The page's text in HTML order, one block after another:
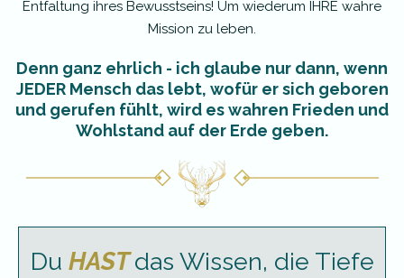
Entfaltung ihres Bewusstseins! Um wiederum IHRE wahre
Mission zu leben.
Denn ganz ehrlich - ich glaube nur dann, wenn
JEDER Mensch das lebt, wofür er sich geboren
und gerufen fühlt, wird es wahren Frieden und
Wohlstand auf der Erde geben.
Du HAST das Wissen, die Tiefe